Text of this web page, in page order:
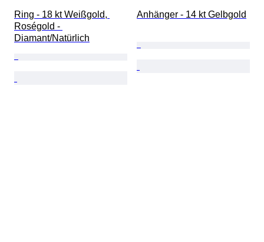
Ring - 18 kt Weißgold,
Roségold -
Diamant/Natürlich
Anhänger - 14 kt Gelbgold